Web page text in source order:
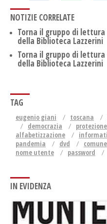
NOTIZIE CORRELATE
​Torna il gruppo di
della Biblioteca Lazzerini
​Torna il gruppo di
della Biblioteca Lazzerini
TAG
eugenio giani toscana
democrazia
alfabetizzazione
pandemia
dvd comune
nome utente
password
IN EVIDENZA